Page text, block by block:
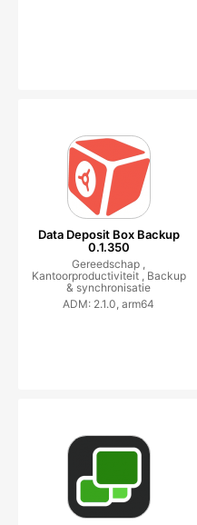
Data Deposit Box Backup
0.1.350
Gereedschap ,
Kantoorproductiviteit , Backup
& synchronisatie
ADM: 2.1.0, arm64